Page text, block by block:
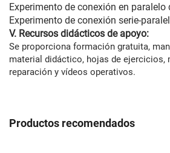
Experimento de conexión en paralelo
Experimento de conexión serie-
V. Recursos didácticos de apoyo:
Se proporciona formación gratuita,
material didáctico, hojas de ejercicios,
reparación y vídeos operativos.
Productos recomendados